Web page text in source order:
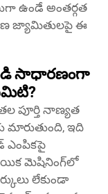
ఉండే అంతర్గత
జ్యామితులపై ఈ
సాధారణంగా
పూర్తి నాణ్యత
మారుతుంది, ఇది
ఎంపికపై
మెషినింగ్‌లో
లేకుండా